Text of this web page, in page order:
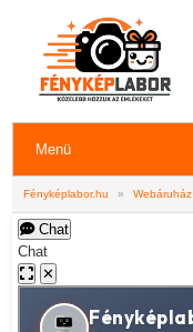
Menü
Fényképlabor.hu » Webáruház
Chat
Chat
✕